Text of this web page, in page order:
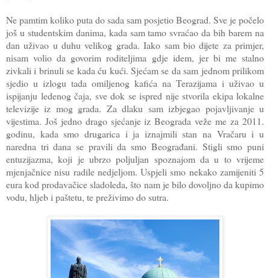
Ne pamtim koliko puta do sada sam posjetio Beograd. Sve je počelo
još u studentskim danima, kada sam tamo svraćao da bih barem na
dan uživao u duhu velikog grada. Iako sam bio dijete za primjer,
nisam volio da govorim roditeljima gdje idem, jer bi me stalno
zivkali i brinuli se kada ću kući. Sjećam se da sam jednom prilikom
sjedio u izlogu tada omiljenog kafića na Terazijama i uživao u
ispijanju ledenog čaja, sve dok se ispred nije stvorila ekipa lokalne
televizije iz mog grada. Za dlaku sam izbjegao pojavljivanje u
vijestima. Još jedno drago sjećanje iz Beograda veže me za 2011.
godinu, kada smo drugarica i ja iznajmili stan na Vračaru i u
naredna tri dana se pravili da smo Beograđani. Stigli smo puni
entuzijazma, koji je ubrzo poljuljan spoznajom da u to vrijeme
mjenjačnice nisu radile nedjeljom. Uspjeli smo nekako zamijeniti 5
eura kod prodavačice sladoleda, što nam je bilo dovoljno da kupimo
vodu, hljeb i paštetu, te preživimo do sutra.